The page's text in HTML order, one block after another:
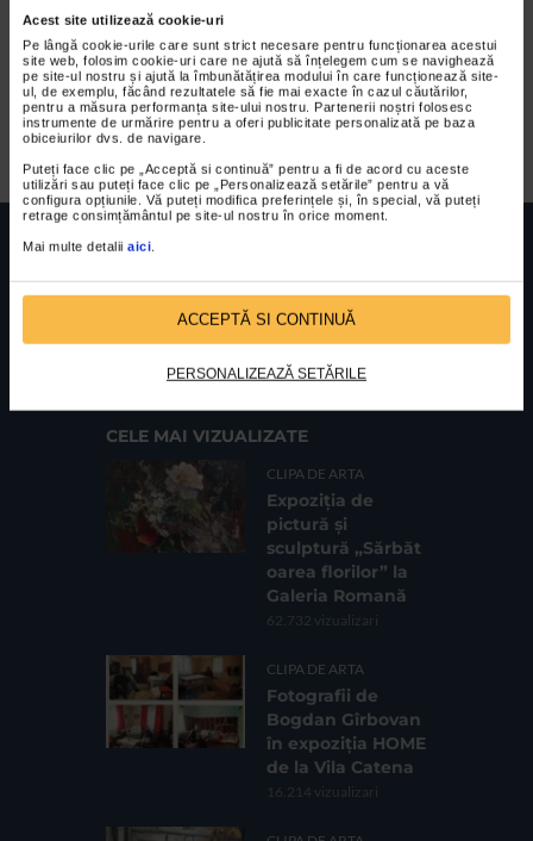
Acest site utilizează cookie-uri
Pe lângă cookie-urile care sunt strict necesare pentru funcționarea acestui
site web, folosim cookie-uri care ne ajută să înțelegem cum se navighează
pe site-ul nostru și ajută la îmbunătățirea modului în care funcționează site-
ul, de exemplu, făcând rezultatele să fie mai exacte în cazul căutărilor,
pentru a măsura performanța site-ului nostru. Partenerii noștri folosesc
instrumente de urmărire pentru a oferi publicitate personalizată pe baza
obiceiurilor dvs. de navigare.
Puteți face clic pe „Acceptă si continuă” pentru a fi de acord cu aceste
utilizări sau puteți face clic pe „Personalizează setările” pentru a vă
configura opțiunile. Vă puteți modifica preferințele și, în special, vă puteți
retrage consimțământul pe site-ul nostru în orice moment.
Mai multe detalii aici
ACCEPTĂ SI CONTINUĂ
PERSONALIZEAZĂ SETĂRILE
DOI – Dana Constantin si
Marcel Bunea
FUNDATIA FILDAS ARTNr inreg registrul special: 4 PJ/ 29.01.2013
Cod fiscal: 9164384Sediu social: Str. Delfinului, Nr. 6, parter Bl. 42,
CELE MAI VIZUALIZATE
CLIPA DE ARTA
Expoziția de
pictură și
sculptură „Sărbăt
oarea florilor” la
Galeria Romană
62.732 vizualizari
CLIPA DE ARTA
Fotografii de
Bogdan Gîrbovan
în expoziția HOME
de la Vila Catena
16.214 vizualizari